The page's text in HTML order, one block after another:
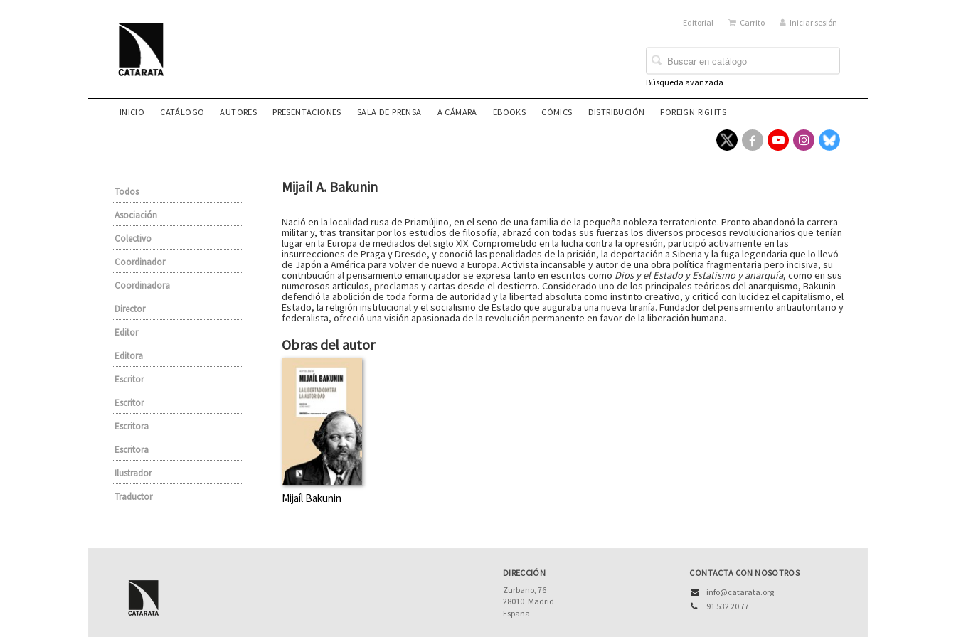
Editorial Carrito Iniciar sesión
Búsqueda avanzada
INICIO CATÁLOGO AUTORES PRESENTACIONES SALA DE PRENSA A CÁMARA EBOOKS CÓMICS DISTRIBUCIÓN FOREIGN RIGHTS
Todos
Asociación
Colectivo
Coordinador
Coordinadora
Director
Editor
Editora
Escritor
Escritor
Escritora
Escritora
Ilustrador
Traductor
Mijaíl A. Bakunin
Nació en la localidad rusa de Priamújino, en el seno de una familia de la pequeña nobleza terrateniente. Pronto abandonó la carrera
militar y, tras transitar por los estudios de filosofía, abrazó con todas sus fuerzas los diversos procesos revolucionarios que tenían
lugar en la Europa de mediados del siglo XIX. Comprometido en la lucha contra la opresión, participó activamente en las
insurrecciones de Praga y Dresde, y conoció las penalidades de la prisión, la deportación a Siberia y la fuga legendaria que lo llevó
de Japón a América para volver de nuevo a Europa. Activista incansable y autor de una obra política fragmentaria pero incisiva, su
contribución al pensamiento emancipador se expresa tanto en escritos como Dios y el Estado y Estatismo y anarquía, como en sus
numerosos artículos, proclamas y cartas desde el destierro. Considerado uno de los principales teóricos del anarquismo, Bakunin
defendió la abolición de toda forma de autoridad y la libertad absoluta como instinto creativo, y criticó con lucidez el capitalismo, el
Estado, la religión institucional y el socialismo de Estado que auguraba una nueva tiranía. Fundador del pensamiento antiautoritario y
federalista, ofreció una visión apasionada de la revolución permanente en favor de la liberación humana.
Obras del autor
Mijaíl Bakunin
DIRECCIÓN
Zurbano, 76
28010 Madrid
España
CONTACTA CON NOSOTROS
info@catarata.org
91 532 20 77